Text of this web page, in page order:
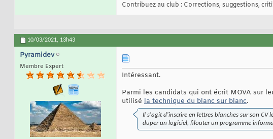
Contribuez au club : Corrections, suggestions,
10/03/2021, 13h43
Pyramidev
Membre Expert
Intéressant.
Parmi les candidats qui ont écrit MOVA sur
utilisé la technique du blanc sur blanc.
Il s'agit d'inscrire en lettres blanches sur son
duper un logiciel, filouter un programme